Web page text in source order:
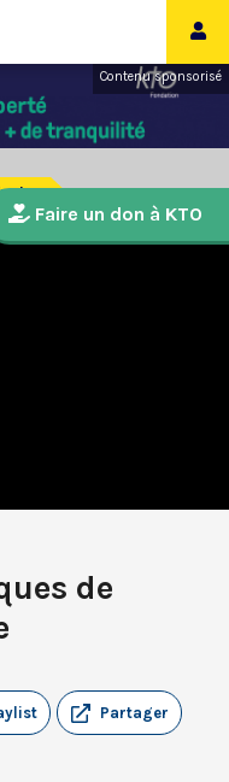
Contenu sponsorisé
de
Partager
Faire un don à KTO